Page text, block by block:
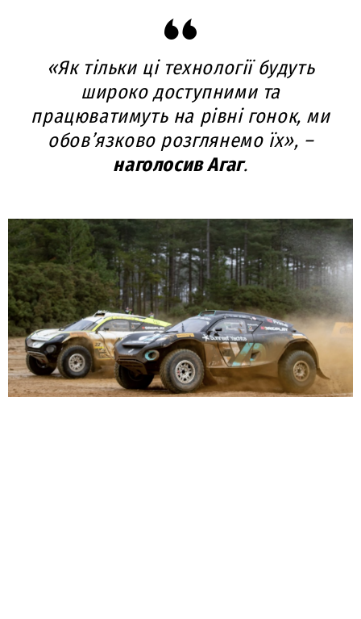
«Як тільки ці технології будуть
широко доступними та
працюватимуть на рівні гонок, ми
обов’язково розглянемо їх», –
наголосив Агаг.